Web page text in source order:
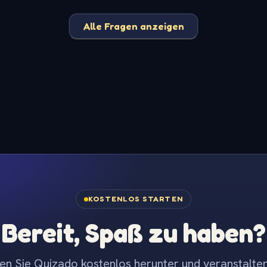
Alle Fragen anzeigen
KOSTENLOS STARTEN
Bereit, Spaß zu haben?
Sie Quizado kostenlos herunter und